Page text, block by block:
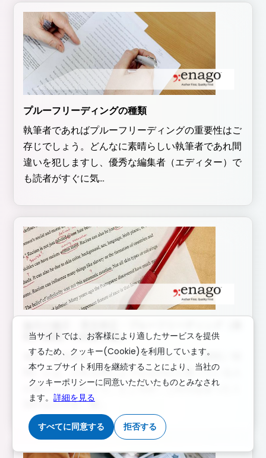
プルーフリーディングの種類
執筆者であればプルーフリーディングの重要性はご
存じでしょう。どんなに素晴らしい執筆者であれ間
違いを犯しますし、優秀な編集者（エディター）で
も読者がすぐに気...
削／校閲）の内容と違い
修正、英文校正、プルーフリーディング（添削／校
閲）とは、どれも同じようなものだと思っている人
が多いことでしょう。ところが、これらはまったく
別のものです。実...
当サイトでは、お客様により適したサービスを提供
するため、クッキー(Cookie)を利用しています。
本ウェブサイト利用を継続することにより、当社の
クッキーポリシーに同意いただいたものとみなされ
ます。 詳細を見る
すべてに同意する 拒否する